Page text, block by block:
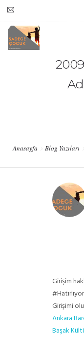
DESTEK
Anasayfa Blog Yazıları
Girişim
Girişimi
Ankara
Başak